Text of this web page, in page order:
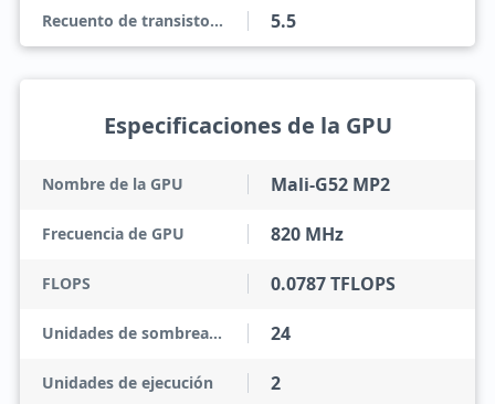
Recuento de transistores 5.5
Especificaciones de la GPU
Nombre de la GPU Mali-G52 MP2
Frecuencia de GPU 820 MHz
FLOPS 0.0787 TFLOPS
Unidades de sombreado 24
Unidades de ejecución 2